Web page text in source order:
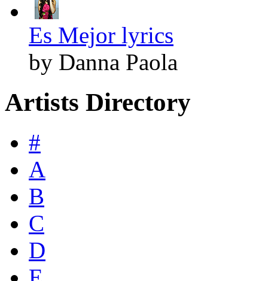
Es Mejor lyrics
by Danna Paola
Artists Directory
#
A
B
C
D